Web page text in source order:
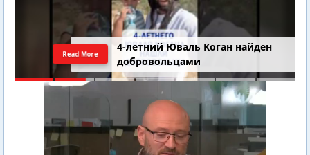
4-летний Юваль Коган найден
добровольцами
Read More